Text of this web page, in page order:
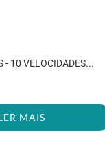
- 10 VELOCIDADES...
MAIS